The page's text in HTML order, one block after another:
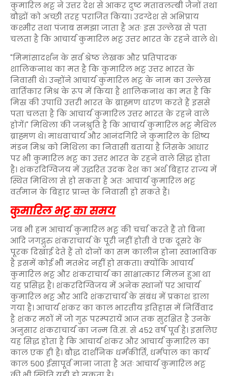
कुमारिल भट्ट ने उत्तर देश से आकर दुष्ट मतावलम्बी जैनों तथा
बौद्धों को अच्छी तरह पराजित किया। उदग्देश से अभिप्राय
कश्मीर तथा पंजाब समझा जाता है अतः इस उल्लेख से पता
चलता है कि आचार्य कुमारिल भट्ट उत्तर भारत के रहने वाले थे।
"मिमांसादर्शन के सर्व श्रेष्ठ लेखक और प्रतिपादक
शालिकनाथ का मत है कि कुमारिल भट्ट उत्तर भारत के
निवासी थे। उन्होंने आचार्य कुमारिल भट्ट के नाम का उल्लेख
वार्तिकार मिश्र के रूप में किया है शालिकनाथ का मत है कि
मिस्र की उपाधि उत्तरी भारत के ब्राह्मण धारण करते हैं इससे
पता चलता है कि आचार्य कुमारिल उत्तर भारत के रहने वाले
होगें।" मिथिला की जनश्रुति है कि आचार्य कुमारिल भट्ट मैथिल
ब्राह्मण थे। माधवाचार्य और आनंदगिरि ने कुमारिल के शिष्य
मंडन मिश्र को मिथिला का निवासी बताया है जिसके आधार
पर भी कुमारिल भट्ट का उत्तर भारत के रहने वाले सिद्ध होता
है। शंकरदिग्विजय में उद्धरित उदक देश का अर्थ बिहार राज्य में
स्थित मिथिला से हो सकता है अतः आचार्य कुमारिल भट्ट
वर्तमान के बिहार प्रान्त के निवासी हो सकते हैं।
कुमारिल भट्ट का समय
जब भी हम आचार्य कुमारिल भट्ट की चर्चा करते हैं तो बिना
आदि जगद्गुरु शंकराचार्य के पूरी नहीं होती वे एक दूसरे के
पूरक दिखाई देते हैं तो दोनों का सम कालीन होना स्वाभाविक
है इसमें कोई भी मतभेद नहीं हो सकता। क्योंकि आचार्य
कुमारिल भट्ट और शंकराचार्य का साक्षात्कार मिलन हुआ था
यह प्रसिद्ध है। शंकरदिग्विजय में अनेक स्थानों पर आचार्य
कुमारिल भट्ट और आदि शंकराचार्य के संबंध में प्रकाश डाला
गया है। आचार्य शंकर का काल भारतीय इतिहास में निर्विवाद
है शंकर मठों में जो गुरू परम्परायें आज तक सुरक्षित है उनके
अनुसार शंकराचार्य का जन्म वि.सं. से 452 वर्ष पूर्व है। इसलिए
यह सिद्ध होता है कि आचार्य शंकर और आचार्य कुमारिल का
काल एक ही है। बौद्ध दार्शनिक धर्मकीर्ति, धर्मपाल का कार्य
काल 500 ईसापूर्व माना जाता है अतः आचार्य कुमारिल भट्ट